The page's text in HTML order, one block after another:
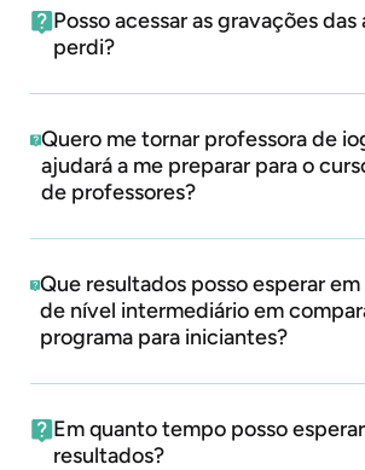
Posso acessar as gravações das
perdi?
Quero me tornar professora de
ajudará a me preparar para o
de professores?
Que resultados posso esperar
de nível intermediário em
programa para iniciantes?
Em quanto tempo posso
resultados?